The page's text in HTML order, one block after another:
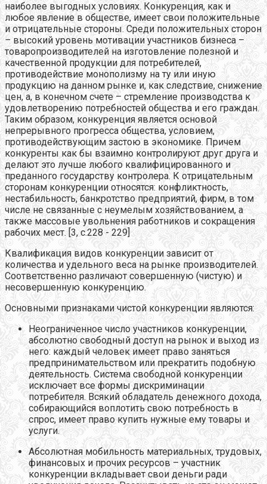
наиболее выгодных условиях. Конкуренция, как и
любое явление в обществе, имеет свои положительные
и отрицательные стороны. Среди положительных сторон
– высокий уровень мотивации участников бизнеса –
товаропроизводителей на изготовление полезной и
качественной продукции для потребителей,
противодействие монополизму на ту или иную
продукцию на данном рынке и, как следствие, снижение
цен, а, в конечном счете – стремление производства к
удовлетворению потребностей общества и его граждан.
Таким образом, конкуренция является основой
непрерывного прогресса общества, условием,
противодействующим застою в экономике. Причем
конкуренты как бы взаимно контролируют друг друга и
делают это лучше любого квалифицированного и
преданного государству контролера. К отрицательным
сторонам конкуренции относятся: конфликтность,
нестабильность, банкротство предприятий, фирм, в том
числе не связанные с неумелым хозяйствованием, а
также массовые увольнения работников и сокращения
рабочих мест. [3, с.228 - 229]
Квалификация видов конкуренции зависит от
количества и удельного веса на рынке производителей.
Соответственно различают совершенную (чистую) и
несовершенную конкуренцию.
Основными признаками чистой конкуренции являются:
Неограниченное число участников конкуренции,
абсолютно свободный доступ на рынок и выход из
него: каждый человек имеет право заняться
предпринимательством или прекратить подобную
деятельность. Система свободной конкуренции
исключает все формы дискриминации
потребителя. Всякий обладатель денежного дохода,
собирающийся воплотить свою потребность в
спрос, имеет право купить нужные ему товары и
услуги.
Абсолютная мобильность материальных, трудовых,
финансовых и прочих ресурсов – участник
конкуренции вкладывает свои деньги ради